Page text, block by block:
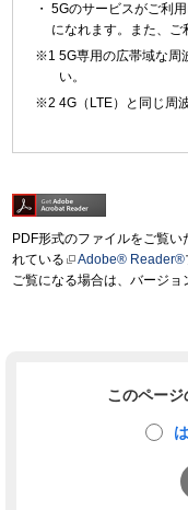
5Gのサービスがご利
になれます。また、
5G専用の広帯域な周
い。
4G（LTE）と同じ周
PDF形式のファイルをご覧
れている
Adobe® Reader®
ご覧になる場合は、バージョ
このページ